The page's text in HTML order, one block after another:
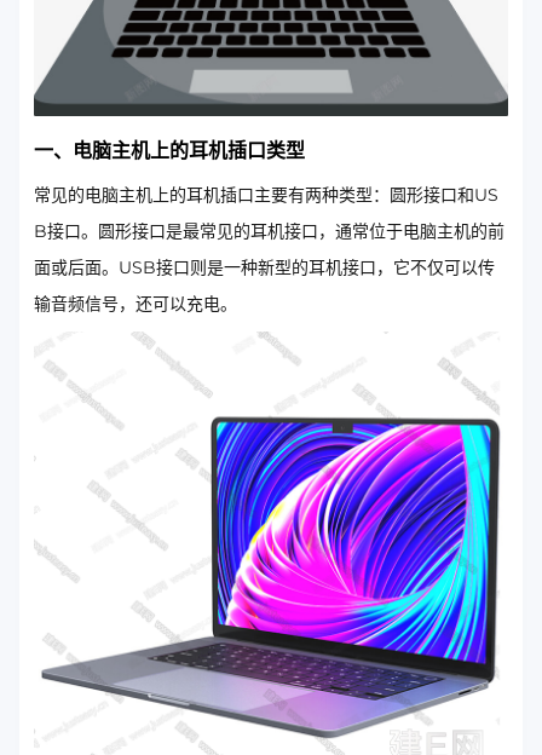
一、电脑主机上的耳机插口类型
常见的电脑主机上的耳机插口主要有两种类型：圆形接口和US
B接口。圆形接口是最常见的耳机接口，通常位于电脑主机的前
面或后面。USB接口则是一种新型的耳机接口，它不仅可以传
输音频信号，还可以充电。